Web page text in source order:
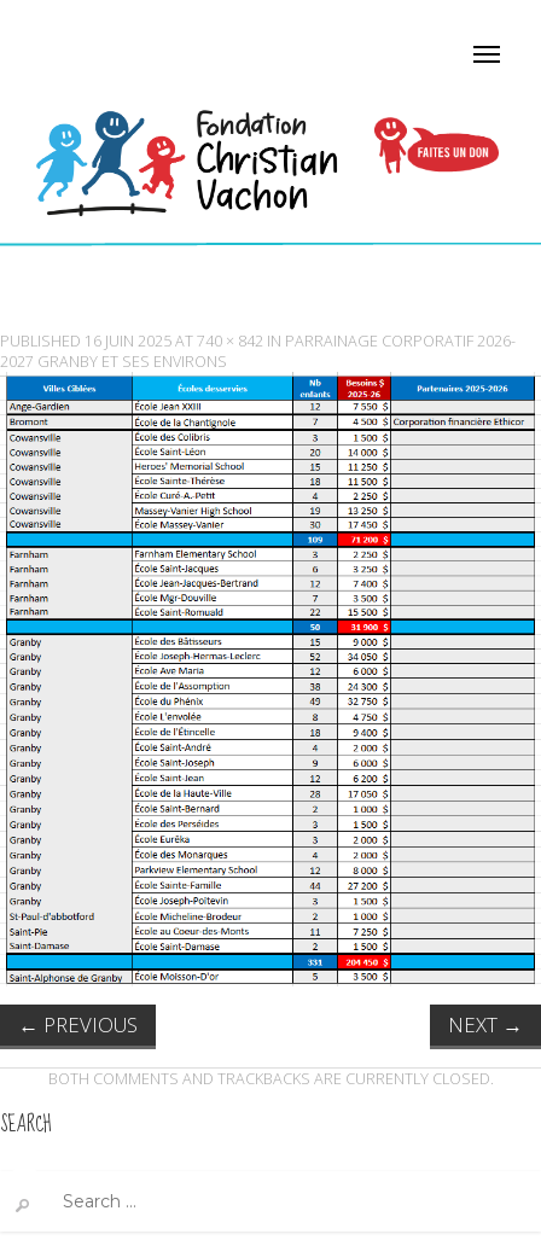
PUBLISHED 16 JUIN 2025AT740 × 842 IN PARRAINAGE CORPORATIF 2026-
2027 GRANBY ET SES ENVIRONS
← PREVIOUS NEXT →
BOTH COMMENTS AND TRACKBACKS ARE CURRENTLY CLOSED.
SEARCH
for: